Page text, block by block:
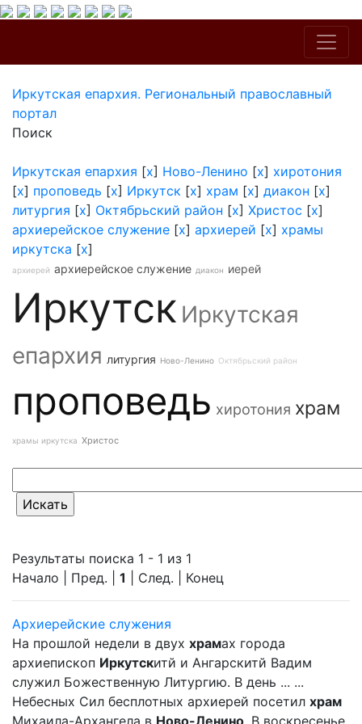
Иркутская епархия. Региональный православный
портал
Поиск
Иркутская епархия [x] Ново-Ленино [x] хиротония
[x] проповедь [x] Иркутск [x] храм [x] диакон [x]
литургия [x] Октябрьский район [x] Христос [x]
архиерейское служение [x] архиерей [x] храмы
иркутска [x]
архиерей архиерейское служение диакон иерей
Иркутск Иркутская
епархия литургия Ново-Ленино Октябрьский район
проповедь хиротония храм
храмы иркутска Христос
Результаты поиска 1 - 1 из 1
Начало | Пред. | 1 | След. | Конец
Архиерейские служения
На прошлой недели в двух храмах города
архиепископ Иркутскитй и Ангарскитй Вадим
служил Божественную Литургию. В день ... ...
Небесных Сил бесплотных архиерей посетил храм
Михаила-Архангела в Ново-Ленино . В воскресенье